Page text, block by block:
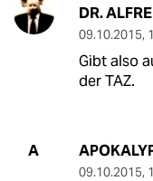
DR.
09.10.2015,
Gibt also
der TAZ.
A
09.10.2015,